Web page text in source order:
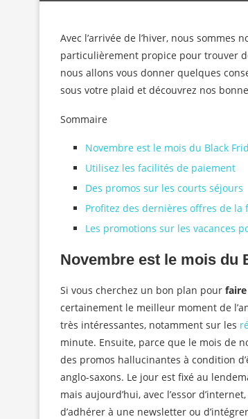
Avec l’arrivée de l’hiver, nous sommes
particulièrement propice pour trouver
nous allons vous donner quelques
sous votre plaid et découvrez nos
Sommaire
Novembre est le mois du Black
Utilisez les facilités de paiement
Des promos sur les courts séjours
Profitez des dernières offres de la
Les promotions sur les vacances
Novembre est le mois du
Si vous cherchez un bon plan pour
certainement le meilleur moment de
très intéressantes, notamment sur les
minute. Ensuite, parce que le mois de
des promos hallucinantes à condition
anglo-saxons. Le jour est fixé au
mais aujourd’hui, avec l’essor
d’adhérer à une newsletter ou